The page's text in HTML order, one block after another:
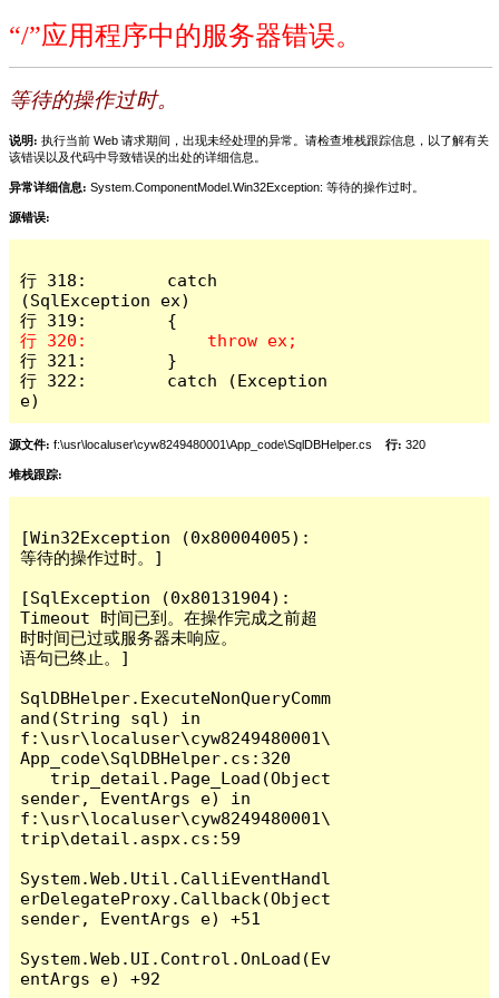
“/”应用程序中的服务器错误。
等待的操作过时。
说明: 执行当前 Web 请求期间，出现未经处理的异常。请检查堆栈跟踪信息，以了解有关
该错误以及代码中导致错误的出处的详细信息。
异常详细信息: System.ComponentModel.Win32Exception: 等待的操作过时。
源错误:
行 318:        catch
(SqlException ex)
行 321:        }
行 322:        catch (Exception
e)
源文件: f:\usr\localuser\cyw8249480001\App_code\SqlDBHelper.cs 行: 320
堆栈跟踪:
[Win32Exception (0x80004005):
等待的操作过时。]
[SqlException (0x80131904):
Timeout 时间已到。在操作完成之前超
时时间已过或服务器未响应。
语句已终止。]
SqlDBHelper.ExecuteNonQueryComm
and(String sql) in
f:\usr\localuser\cyw8249480001\
App_code\SqlDBHelper.cs:320
sender, EventArgs e) in
f:\usr\localuser\cyw8249480001\
trip\detail.aspx.cs:59
System.Web.Util.CalliEventHandl
erDelegateProxy.Callback(Object
sender, EventArgs e) +51
System.Web.UI.Control.OnLoad(Ev
entArgs e) +92